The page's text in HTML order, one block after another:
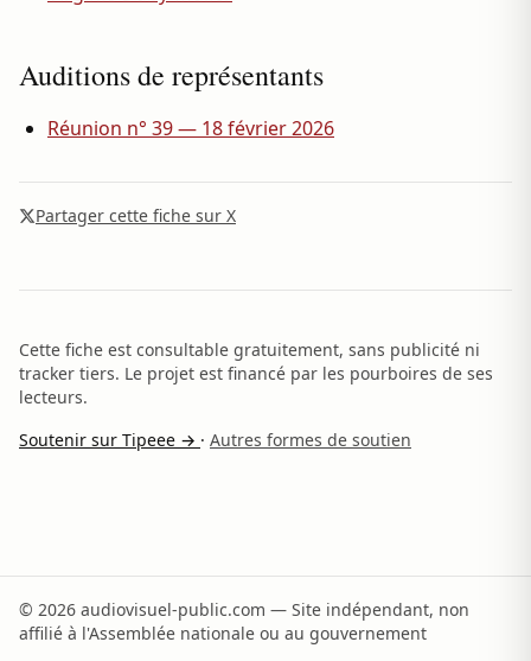
Auditions de représentants
Réunion n° 39 — 18 février 2026
Partager cette fiche sur X
Cette fiche est consultable gratuitement, sans publicité ni
tracker tiers. Le projet est financé par les pourboires de ses
lecteurs.
Soutenir sur Tipeee → · Autres formes de soutien
© 2026 audiovisuel-public.com — Site indépendant, non
affilié à l'Assemblée nationale ou au gouvernement